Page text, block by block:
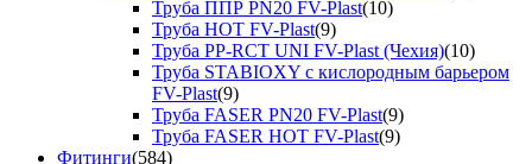
Труба ППР PN20 FV-Plast(10)
Труба HOT FV-Plast(9)
Труба PP-RCT UNI FV-Plast (Чехия)(10)
Труба STABIOXY с кислородным барьером
FV-Plast(9)
Труба FASER PN20 FV-Plast(9)
Труба FASER HOT FV-Plast(9)
Фитинги(584)